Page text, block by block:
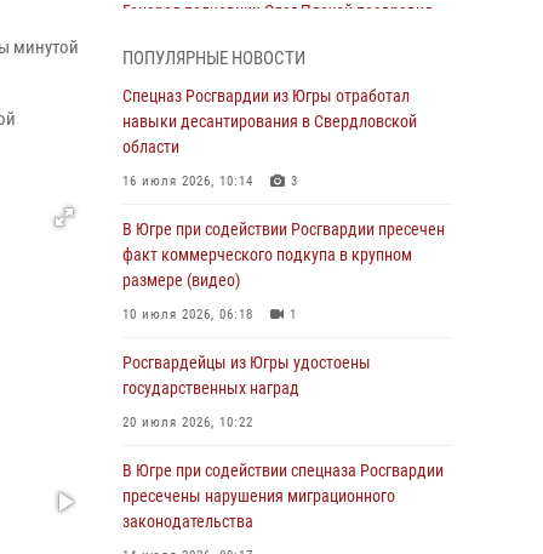
минутой
Генерал-полковник Олег Плохой поздравил
подразделений Росгвардии с
профессиональным праздником
07 августа 2026, 06:02
Делегация МВД Республики Беларусь
работы Росгвардии в Москве (видео)
06 августа 2026, 11:29 5 1
06 августа 2026, 11:28
армии Ивана Кирилловича Яковлева
06 августа 2026, 11:26 6
ПОПУЛЯРНЫЕ НОВОСТИ
Спецназ Росгвардии из Югры отработал
навыки десантирования в Свердловской
области
16 июля 2026, 10:14 3
В Югре при содействии Росгвардии пресечен
факт коммерческого подкупа в крупном
размере (видео)
10 июля 2026, 06:18 1
Росгвардейцы из Югры удостоены
государственных наград
20 июля 2026, 10:22
В Югре при содействии спецназа Росгвардии
пресечены нарушения миграционного
законодательства